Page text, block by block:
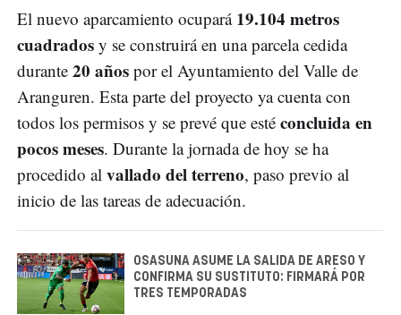
El nuevo aparcamiento ocupará 19.104 metros
cuadrados y se construirá en una parcela cedida
durante 20 años por el Ayuntamiento del Valle de
Aranguren. Esta parte del proyecto ya cuenta con
todos los permisos y se prevé que esté concluida en
pocos meses. Durante la jornada de hoy se ha
procedido al vallado del terreno, paso previo al
inicio de las tareas de adecuación.
OSASUNA ASUME LA SALIDA DE ARESO Y
CONFIRMA SU SUSTITUTO: FIRMARÁ POR
TRES TEMPORADAS